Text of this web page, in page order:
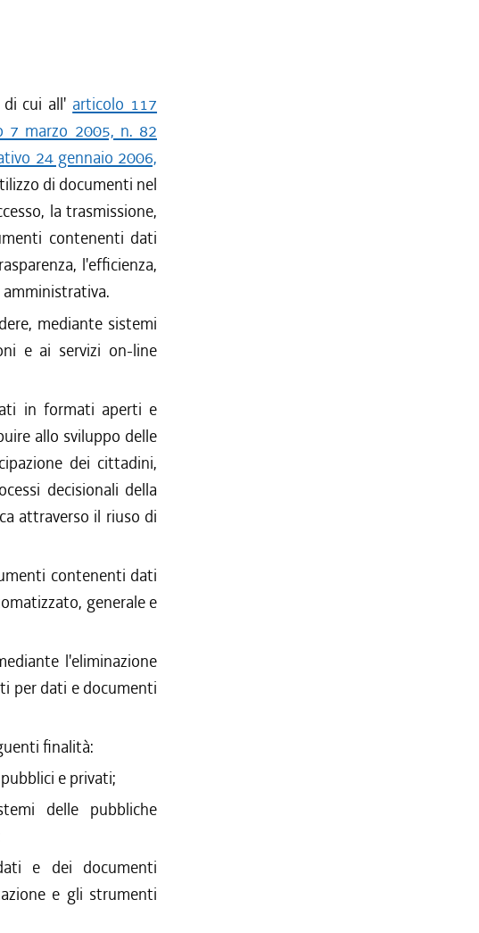
cui all' articolo 117
7 marzo 2005, n. 82
24 gennaio 2006,
di documenti nel
la trasmissione,
contenenti dati
l'efficienza,
mediante sistemi
e ai servizi on-line
in formati aperti e
allo sviluppo delle
dei cittadini,
decisionali della
attraverso il riuso di
contenenti dati
generale e
l'eliminazione
per dati e documenti
finalità:
e privati;
delle pubbliche
e dei documenti
e gli strumenti